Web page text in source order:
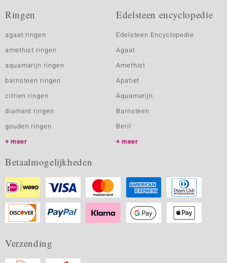
Ringen
agaat ringen
amethist ringen
aquamarijn ringen
barnsteen ringen
citrien ringen
diamant ringen
gouden ringen
meer
Edelsteen encyclopedie
Edelsteen Encyclopedie
Agaat
Amethist
Apatiet
Aquamarijn
Barnsteen
Beril
meer
Betaalmogelijkheden
Verzending